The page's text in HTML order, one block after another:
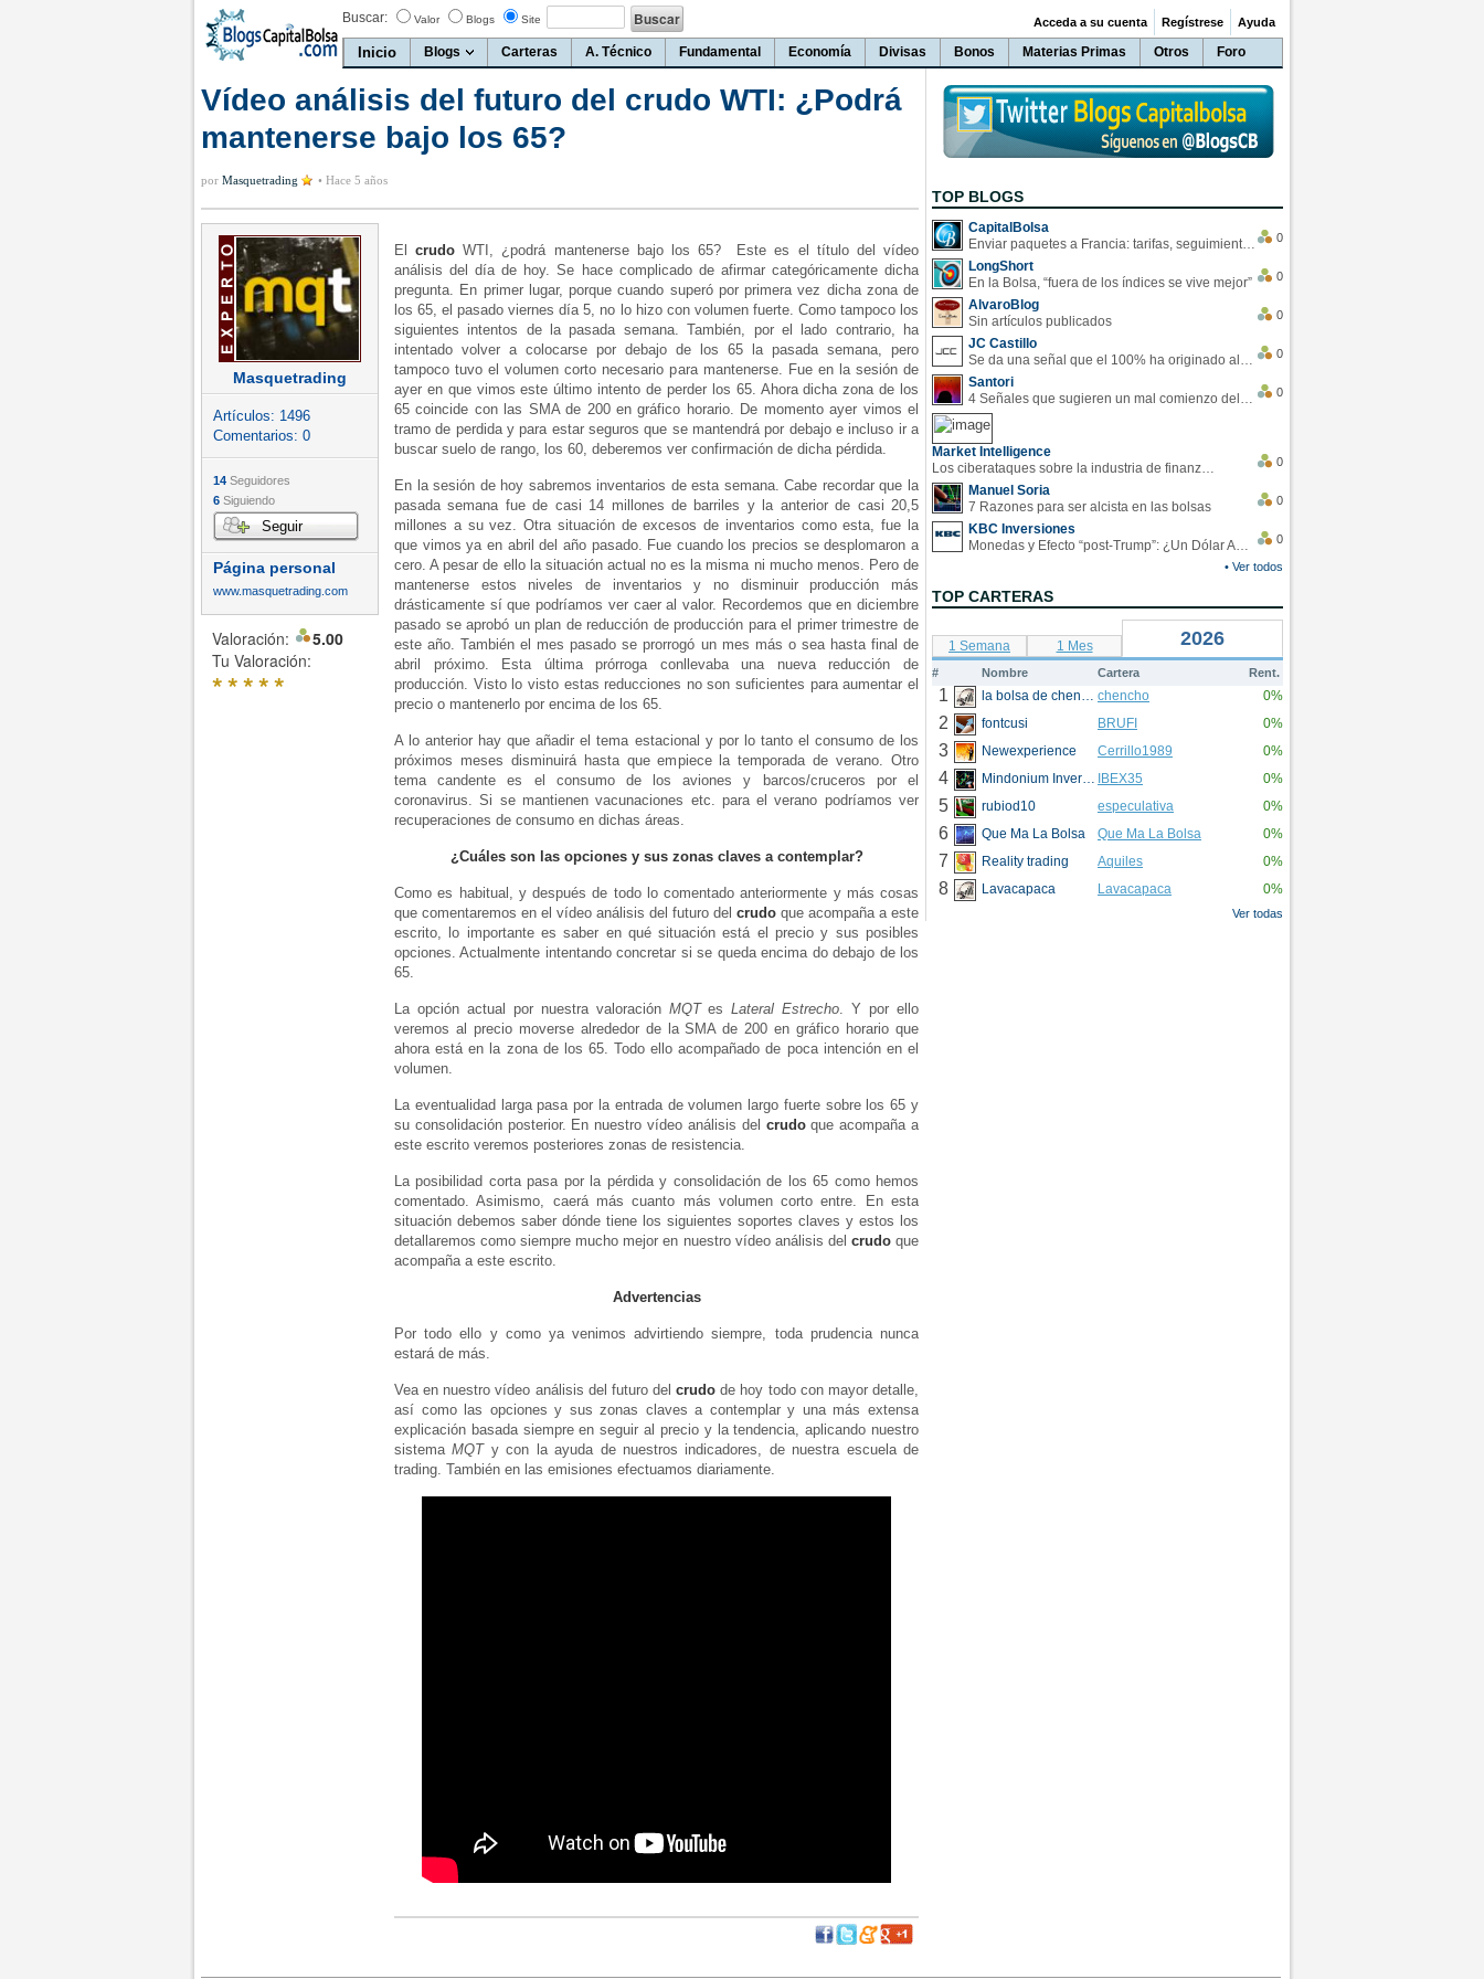
Buscar: Valor Blogs Site
Inicio Blogs Carteras A. Técnico Fundamental Economía Divisas Bonos Materias Primas Otros Foro
Acceda a su cuenta Regístrese Ayuda
Vídeo análisis del futuro del crudo WTI: ¿Podrá
mantenerse bajo los 65?
por Masquetrading • Hace 5 años
Masquetrading
Artículos: 1496
Comentarios: 0
14 Seguidores
6 Siguiendo
Seguir
Página personal
www.masquetrading.com
Valoración:
5.00
Tu Valoración:
*****
Elcrudo WTI, ¿podrá mantenerse bajo los 65? Este es el título del vídeo
análisis del día de hoy. Se hace complicado de afirmar categóricamente dicha
pregunta. En primer lugar, porque cuando superó por primera vez dicha zona de
los 65, el pasado viernes día 5, no lo hizo con volumen fuerte. Como tampoco los
siguientes intentos de la pasada semana. También, por el lado contrario, ha
intentado volver a colocarse por debajo de los 65 la pasada semana, pero
tampoco tuvo el volumen corto necesario para mantenerse. Fue en la sesión de
ayer en que vimos este último intento de perder los 65. Ahora dicha zona de los
65 coincide con las SMA de 200 en gráfico horario. De momento ayer vimos el
tramo de perdida y para estar seguros que se mantendrá por debajo e incluso ir a
buscar suelo de rango, los 60, deberemos ver confirmación de dicha pérdida.
En la sesión de hoy sabremos inventarios de esta semana. Cabe recordar que la
pasada semana fue de casi 14 millones de barriles y la anterior de casi 20,5
millones a su vez. Otra situación de excesos de inventarios como esta, fue la
que vimos ya en abril del año pasado. Fue cuando los precios se desplomaron a
cero. A pesar de ello la situación actual no es la misma ni mucho menos. Pero de
mantenerse estos niveles de inventarios y no disminuir producción más
drásticamente sí que podríamos ver caer al valor. Recordemos que en diciembre
pasado se aprobó un plan de reducción de producción para el primer trimestre de
este año. También el mes pasado se prorrogó un mes más o sea hasta final de
abril próximo. Esta última prórroga conllevaba una nueva reducción de
producción. Visto lo visto estas reducciones no son suficientes para aumentar el
precio o mantenerlo por encima de los 65.
A lo anterior hay que añadir el tema estacional y por lo tanto el consumo de los
próximos meses disminuirá hasta que empiece la temporada de verano. Otro
tema candente es el consumo de los aviones y barcos/cruceros por el
coronavirus. Si se mantienen vacunaciones etc. para el verano podríamos ver
recuperaciones de consumo en dichas áreas.
¿Cuáles son las opciones y sus zonas claves a contemplar?
Como es habitual, y después de todo lo comentado anteriormente y más cosas
que comentaremos en el vídeo análisis del futuro del crudo que acompaña a este
escrito, lo importante es saber en qué situación está el precio y sus posibles
opciones. Actualmente intentando concretar si se queda encima do debajo de los
65.
La opción actual por nuestra valoración MQTesLateral Estrecho. Y por ello
veremos al precio moverse alrededor de la SMA de 200 en gráfico horario que
ahora está en la zona de los 65. Todo ello acompañado de poca intención en el
volumen.
La eventualidad larga pasa por la entrada de volumen largo fuerte sobre los 65 y
su consolidación posterior. En nuestro vídeo análisis del crudoque acompaña a
este escrito veremos posteriores zonas de resistencia.
La posibilidad corta pasa por la pérdida y consolidación de los 65 como hemos
comentado. Asimismo, caerá más cuanto más volumen corto entre. En esta
situación debemos saber dónde tiene los siguientes soportes claves y estos los
detallaremos como siempre mucho mejor en nuestro vídeo análisis del crudoque
acompaña a este escrito.
Advertencias
Por todo ello y como ya venimos advirtiendo siempre, toda prudencia nunca
estará de más.
Vea en nuestro vídeo análisis del futuro delcrudode hoy todo con mayor detalle,
así como las opciones y sus zonas claves a contemplar y una más extensa
explicación basada siempre en seguir al precio y la tendencia, aplicando nuestro
sistemaMQTy con la ayuda de nuestros indicadores, de nuestra escuela de
trading. También en las emisiones efectuamos diariamente.
TOP BLOGS
CapitalBolsa
Enviar paquetes a Francia: tarifas, seguimiento y ventajas destacadas
0
LongShort
En la Bolsa, “fuera de los índices se vive mejor”
0
AlvaroBlog
Sin artículos publicados
0
JC Castillo
Se da una señal que el 100% ha originado alzas en las bolsas
0
Santori
4 Señales que sugieren un mal comienzo del 3T de la economía EEUU
0
Market Intelligence
Los ciberataques sobre la industria de finanzas se han duplicado este año
0
Manuel Soria
7 Razones para ser alcista en las bolsas
0
KBC Inversiones
Monedas y Efecto “post-Trump”: ¿Un Dólar Americano operando en rangos?
0
• Ver todos
TOP CARTERAS
1 Semana 1 Mes 2026
# Nombre Cartera Rent.
1 la bolsa de chencho chencho 0%
2 fontcusi BRUFI 0%
3 Newexperience Cerrillo1989 0%
4 Mindonium Inversions IBEX35 0%
5 rubiod10 especulativa 0%
6 Que Ma La Bolsa Que Ma La Bolsa 0%
7 Reality trading Aquiles 0%
8 Lavacapaca Lavacapaca 0%
Ver todas